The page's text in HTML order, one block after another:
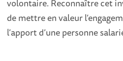
de mettre en valeur
l’apport d’une personne